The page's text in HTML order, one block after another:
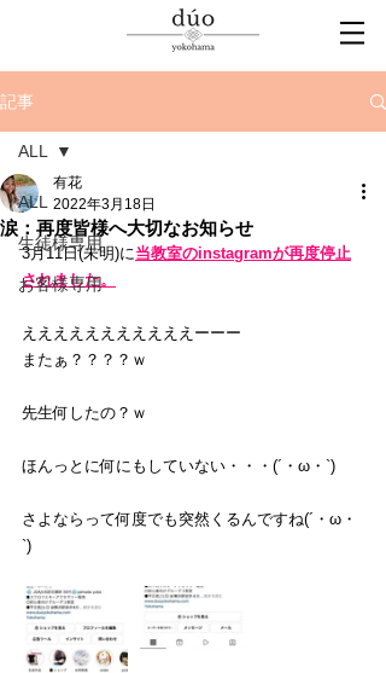
記事
ALL
生徒様専用
お客様専用
ALL
涙：再度皆様へ大切なお知らせ
有花
2022年3月18日
3月11日(未明)に当教室のinstagramが再度停止
されました。
えええええええええええーーー
またぁ？？？？ｗ
先生何したの？ｗ
ほんっとに何にもしていない・・・(´・ω・`)
さよならって何度でも突然くるんですね(´・ω・
`)